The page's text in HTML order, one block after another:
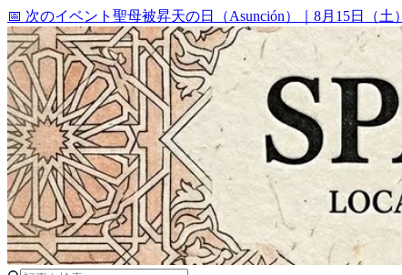
📅 次のイベント 聖母被昇天の日（Asunción） 8月15日（土）